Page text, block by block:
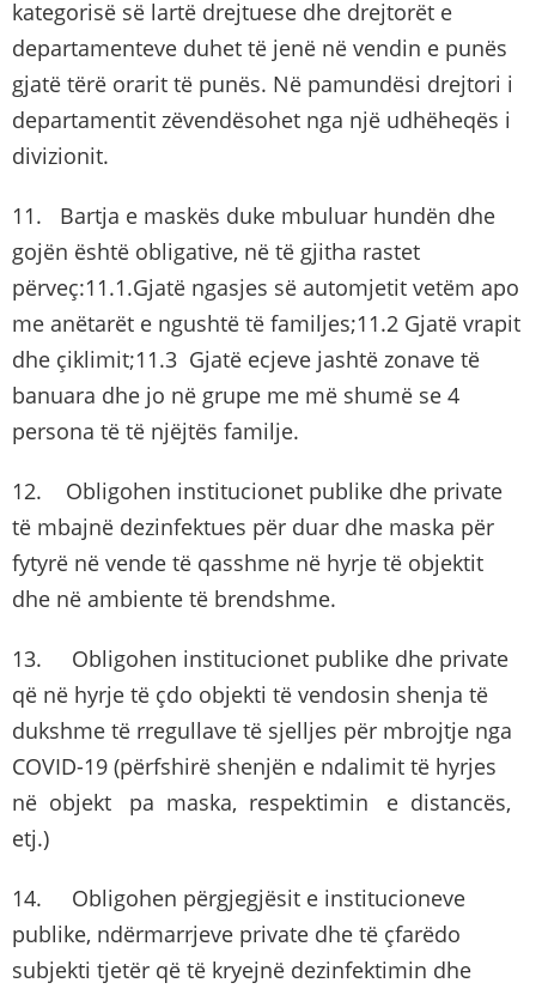
kategorisë së lartë drejtuese dhe drejtorët e
departamenteve duhet të jenë në vendin e punës
gjatë tërë orarit të punës. Në pamundësi drejtori i
departamentit zëvendësohet nga një udhëheqës i
divizionit.
11. Bartja e maskës duke mbuluar hundën dhe
gojën është obligative, në të gjitha rastet
përveç:11.1.Gjatë ngasjes së automjetit vetëm apo
me anëtarët e ngushtë të familjes;11.2 Gjatë vrapit
dhe çiklimit;11.3 Gjatë ecjeve jashtë zonave të
banuara dhe jo në grupe me më shumë se 4
persona të të njëjtës familje.
12. Obligohen institucionet publike dhe private
të mbajnë dezinfektues për duar dhe maska për
fytyrë në vende të qasshme në hyrje të objektit
dhe në ambiente të brendshme.
13. Obligohen institucionet publike dhe private
që në hyrje të çdo objekti të vendosin shenja të
dukshme të rregullave të sjelljes për mbrojtje nga
COVID-19 (përfshirë shenjën e ndalimit të hyrjes
në objekt pa maska, respektimin e distancës,
etj.)
14. Obligohen përgjegjësit e institucioneve
publike, ndërmarrjeve private dhe të çfarëdo
subjekti tjetër që të kryejnë dezinfektimin dhe